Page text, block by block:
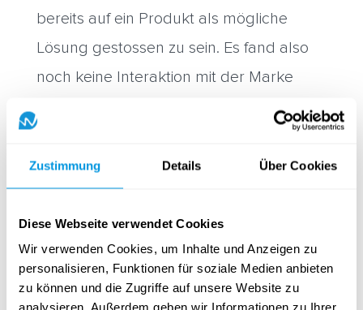
Zustimmung Details Über Cookies
Diese Webseite verwendet Cookies
Wir verwenden Cookies, um Inhalte und Anzeigen zu
personalisieren, Funktionen für soziale Medien anbieten
zu können und die Zugriffe auf unsere Website zu
analysieren. Außerdem geben wir Informationen zu Ihrer
bereits auf ein Produkt als mögliche
Lösung gestossen zu sein. Es fand also
noch keine Interaktion mit der Marke
gleich an, zu überlegen, ob allenfalls
noch wichtige Touchpoints fehlen oder
ob es überflüssige gibt, die eliminiert
werden können.